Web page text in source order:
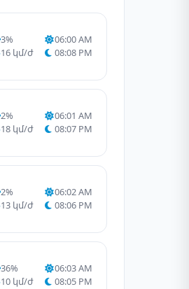
3%
16 կմ/ժ
06:00 AM
08:08 PM
2%
18 կմ/ժ
06:01 AM
08:07 PM
2%
13 կմ/ժ
06:02 AM
08:06 PM
36%
10 կմ/ժ
06:03 AM
08:05 PM